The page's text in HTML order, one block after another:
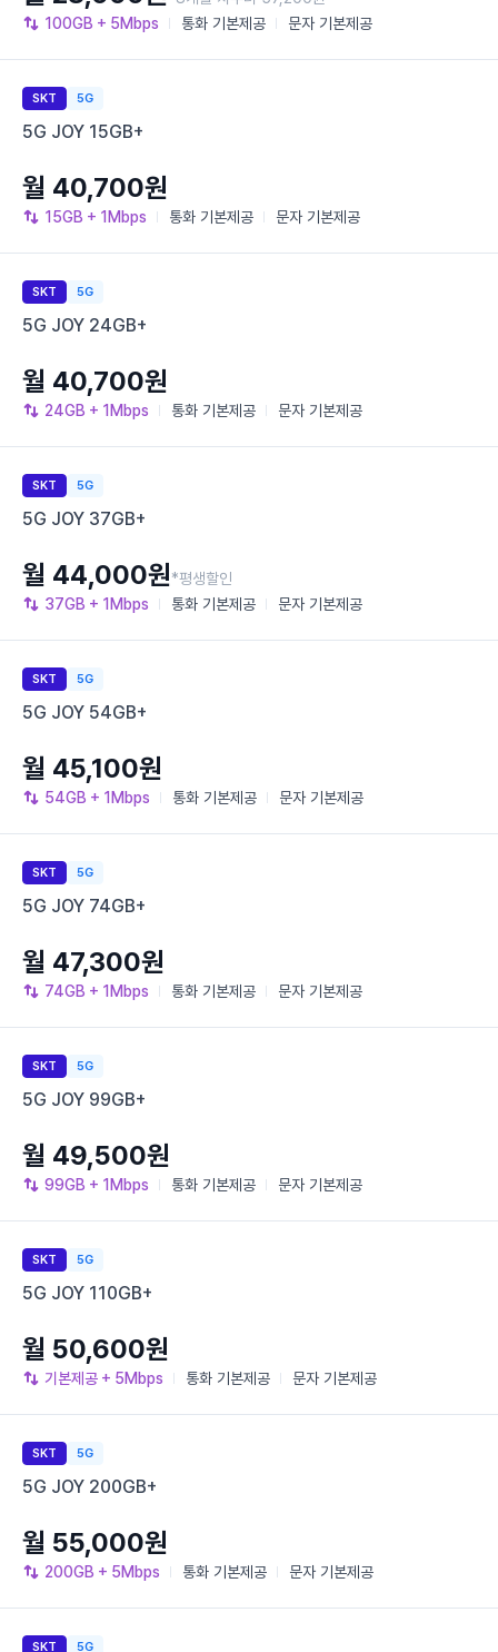
100GB + 5Mbps 통화 기본제공 문자 기본제공
SKT 5G
5G JOY 15GB+
15GB + 1Mbps 통화 기본제공 문자 기본제공
월 40,700원
SKT 5G
5G JOY 24GB+
24GB + 1Mbps 통화 기본제공 문자 기본제공
월 40,700원
SKT 5G
5G JOY 37GB+
37GB + 1Mbps 통화 기본제공 문자 기본제공
월 44,000원*평생할인
SKT 5G
5G JOY 54GB+
54GB + 1Mbps 통화 기본제공 문자 기본제공
월 45,100원
SKT 5G
5G JOY 74GB+
74GB + 1Mbps 통화 기본제공 문자 기본제공
월 47,300원
SKT 5G
5G JOY 99GB+
99GB + 1Mbps 통화 기본제공 문자 기본제공
월 49,500원
SKT 5G
5G JOY 110GB+
기본제공 + 5Mbps 통화 기본제공 문자 기본제공
월 50,600원
SKT 5G
5G JOY 200GB+
200GB + 5Mbps 통화 기본제공 문자 기본제공
월 55,000원
SKT 5G